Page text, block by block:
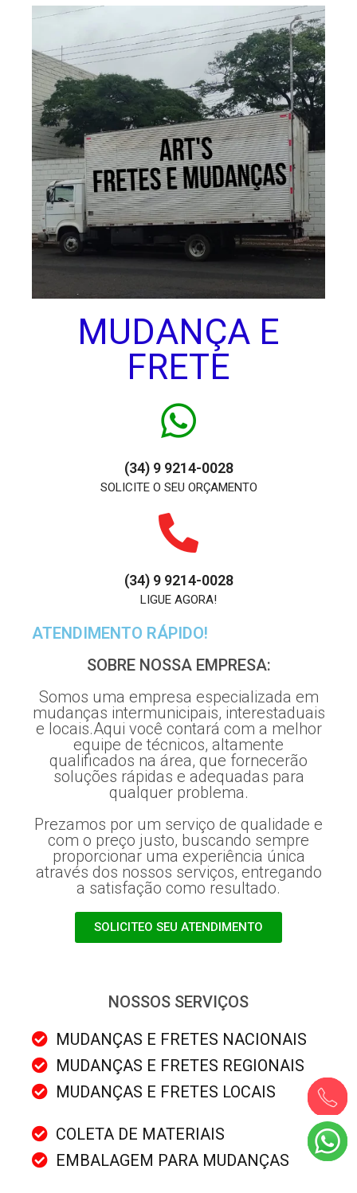
MUDANÇA E
FRETE
(34) 9 9214-0028
SOLICITE O SEU ORÇAMENTO
(34) 9 9214-0028
LIGUE AGORA!
ATENDIMENTO RÁPIDO!
SOBRE NOSSA EMPRESA:
Somos uma empresa especializada em
mudanças intermunicipais, interestaduais
e locais.Aqui você contará com a melhor
equipe de técnicos, altamente
qualificados na área, que fornecerão
soluções rápidas e adequadas para
qualquer problema.
Prezamos por um serviço de qualidade e
com o preço justo, buscando sempre
proporcionar uma experiência única
através dos nossos serviços, entregando
a satisfação como resultado.
SOLICITEO SEU ATENDIMENTO
NOSSOS SERVIÇOS
MUDANÇAS E FRETES NACIONAIS
MUDANÇAS E FRETES REGIONAIS
MUDANÇAS E FRETES LOCAIS
COLETA DE MATERIAIS
EMBALAGEM PARA MUDANÇAS